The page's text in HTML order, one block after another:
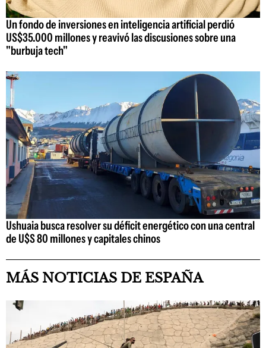
Un fondo de inversiones en inteligencia artificial perdió
US$35.000 millones y reavivó las discusiones sobre una
"burbuja tech"
Ushuaia busca resolver su déficit energético con una central
de U$S 80 millones y capitales chinos
MÁS NOTICIAS DE ESPAÑA